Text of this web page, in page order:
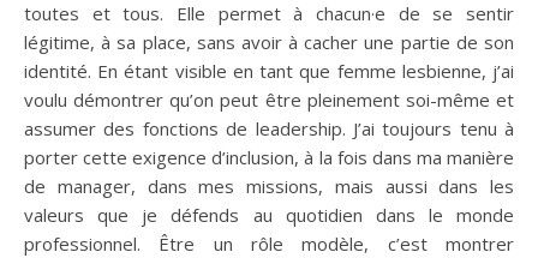
toutes et tous. Elle permet à chacun·e de se sentir
légitime, à sa place, sans avoir à cacher une partie de son
identité. En étant visible en tant que femme lesbienne, j’ai
voulu démontrer qu’on peut être pleinement soi-même et
assumer des fonctions de leadership. J’ai toujours tenu à
porter cette exigence d’inclusion, à la fois dans ma manière
de manager, dans mes missions, mais aussi dans les
valeurs que je défends au quotidien dans le monde
professionnel. Être un rôle modèle, c’est montrer